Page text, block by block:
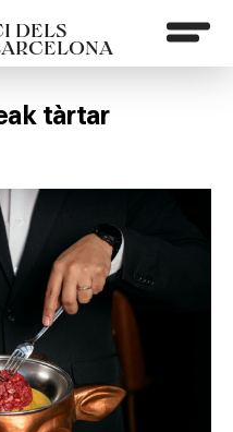
DELS
tàrtar